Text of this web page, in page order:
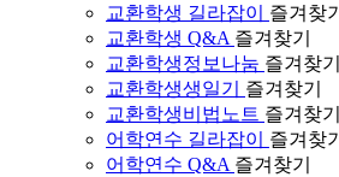
교환학생 길라잡이
즐겨찾기
교환학생 Q&A 즐겨찾기
교환학생정보나눔 즐겨찾기
교환학생생일기
즐겨찾기
교환학생비법노트 즐겨찾기
어학연수 길라잡이
즐겨찾기
어학연수 Q&A 즐겨찾기